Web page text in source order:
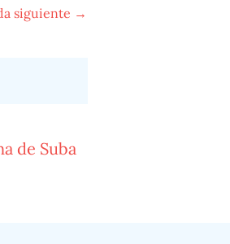
siguiente →
de Suba